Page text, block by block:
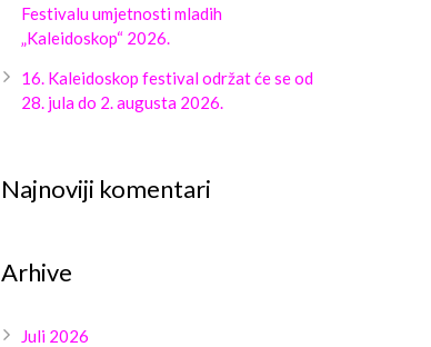
Festivalu umjetnosti mladih
„Kaleidoskop“ 2026.
16. Kaleidoskop festival održat će se od
28. jula do 2. augusta 2026.
Najnoviji komentari
Arhive
Juli 2026